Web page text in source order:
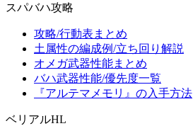
スパバハ攻略
攻略/行動表まとめ
土属性の編成例/立ち回り解説
オメガ武器性能まとめ
バハ武器性能/優先度一覧
『アルテマメモリ』の入手方法
ベリアルHL